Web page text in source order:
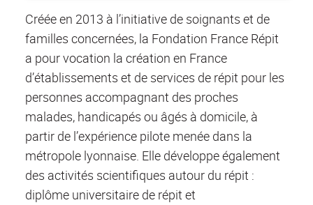
Créée en 2013 à l’initiative de soignants et de
familles concernées, la Fondation France Répit
a pour vocation la création en France
d’établissements et de services de répit pour les
personnes accompagnant des proches
malades, handicapés ou âgés à domicile, à
partir de l’expérience pilote menée dans la
métropole lyonnaise. Elle développe également
des activités scientifiques autour du répit :
diplôme universitaire de répit et